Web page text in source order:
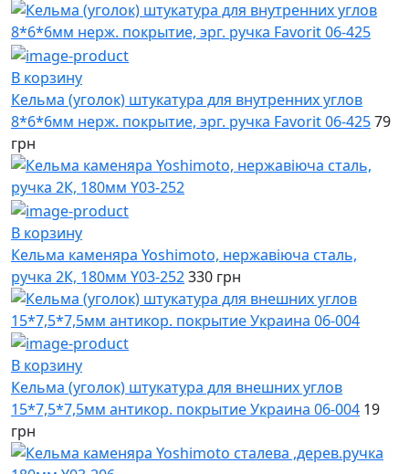
В корзину
Кельма (уголок) штукатура для внутренних углов
8*6*6мм нерж. покрытие, эрг. ручка Favorit 06-42579
грн
В корзину
Кельма каменяра Yoshimoto, нержавіюча сталь,
ручка 2К, 180мм Y03-252330 грн
В корзину
Кельма (уголок) штукатура для внешних углов
15*7,5*7,5мм антикор. покрытие Украина 06-004 19
грн